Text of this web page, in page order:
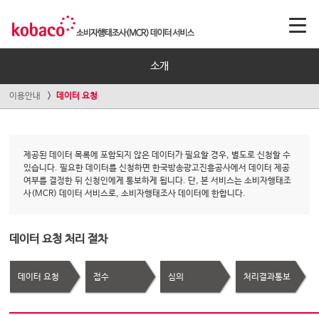
소개
이용안내 데이터 요청
제공된 데이터 목록에 포함되지 않은 데이터가 필요할 경우, 별도로 신청할 수
있습니다. 필요한 데이터를 신청하면 한국방송광고진흥공사에서 데이터 제공
여부를 결정한 뒤 신청인에게 통보하게 됩니다. 단, 본 서비스는 소비자행태조
사(MCR) 데이터 서비스로, 소비자행태조사 데이터에 한합니다.
데이터 요청 처리 절차
데이터 요청 접수 심의 처리결과통보